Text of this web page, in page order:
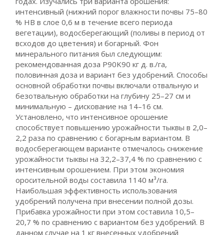
интенсивный (нижний порог влажности почвы 75–80
% НВ в слое 0,6 м в течение всего периода
вегетации), водосберегающий (поливы в период от
всходов до цветения) и богарный. Фон
минерального питания был следующим:
рекомендованная доза P90K90 кг д. в./га,
половинная доза и вариант без удобрений. Способы
основной обработки почвы включали отвальную и
безотвальную обработки на глубину 25–27 см и
минимальную – дискование на 14–16 см.
Установлено, что интенсивное орошение
способствует повышению урожайности тыквы в 2,0–
2,2 раза по сравнению с богарным вариантом. В
водосберегающем варианте отмечалось снижение
урожайности тыквы на 32,2–37,4 % по сравнению с
интенсивным орошением. При этом экономия
оросительной воды составила 1140 м³/га.
Наибольшая эффективность использования
удобрений получена при внесении полной дозы.
Прибавка урожайности при этом составила 10,5–
20,7 % по сравнению с вариантом без удобрений. В
данном случае на 1 кг внесенных удобрений